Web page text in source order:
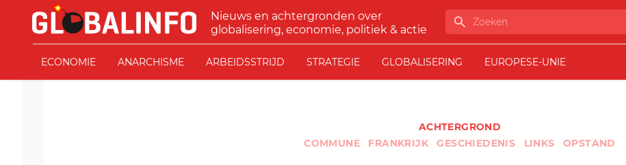
Ga naar de inhoud
GLOBALINFO
Nieuws en achtergronden over
globalisering, economie, politiek & actie
Zoeken
ECONOMIE ANARCHISME ARBEIDSSTRIJD STRATEGIE GLOBALISERING EUROPESE-UNIE
ACHTERGROND
COMMUNE
FRANKRIJK GESCHIEDENIS LINKS OPSTAND